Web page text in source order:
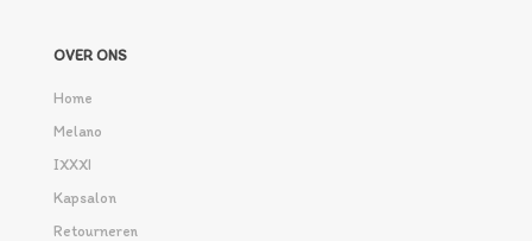
OVER ONS
Home
Melano
IXXXI
Kapsalon
Retourneren